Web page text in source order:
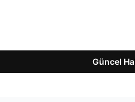
Güncel